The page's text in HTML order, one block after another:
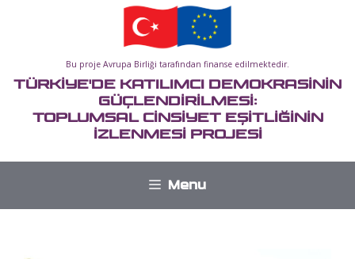
Bu proje Avrupa Birliği tarafından finanse edilmektedir.
TÜRKİYE'DE KATILIMCI DEMOKRASİNİN
GÜÇLENDİRİLMESİ:
TOPLUMSAL CİNSİYET EŞİTLİĞİNİN
İZLENMESİ PROJESİ
Menu